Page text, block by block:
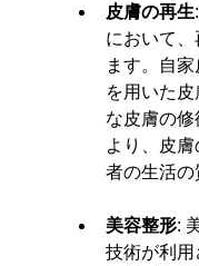
皮膚の再生
において
ます。自
を用いた
な皮膚の
より、皮
者の生活の
美容整形:
技術が利